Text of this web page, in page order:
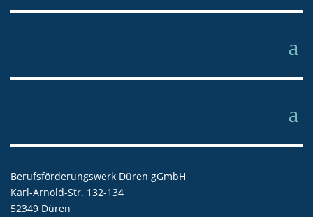
Berufsförderungswerk Düren gGmbH
Karl-Arnold-Str. 132-134
52349 Düren